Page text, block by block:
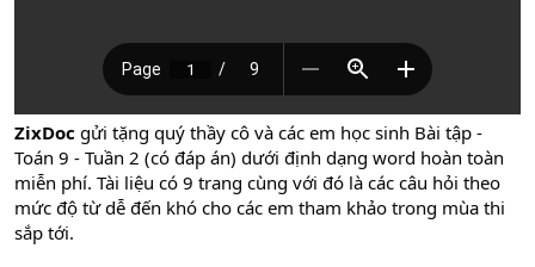
ZixDoc gửi tặng quý thầy cô và các em học sinh Bài tập -
Toán 9 - Tuần 2 (có đáp án) dưới định dạng word hoàn toàn
miễn phí. Tài liệu có 9 trang cùng với đó là các câu hỏi theo
mức độ từ dễ đến khó cho các em tham khảo trong mùa thi
sắp tới.